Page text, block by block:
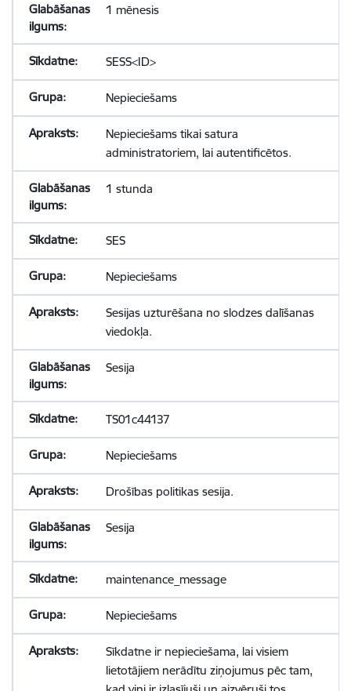
1 mēnesis
SESS<ID>
Nepieciešams
Nepieciešams tikai satura
administratoriem, lai autentificētos.
1 stunda
SES
Nepieciešams
Sesijas uzturēšana no slodzes dalīšanas
viedokļa.
Sesija
TS01c44137
Nepieciešams
Drošības politikas sesija.
Sesija
maintenance_message
Nepieciešams
Sīkdatne ir nepieciešama, lai visiem
lietotājiem nerādītu ziņojumus pēc tam,